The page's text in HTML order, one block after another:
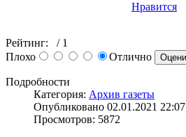
Нравится
Рейтинг:
/ 1
Плохо
Отлично
Подробности
Категория: Архив газеты
Опубликовано 02.01.2021 22:07
Просмотров: 5872